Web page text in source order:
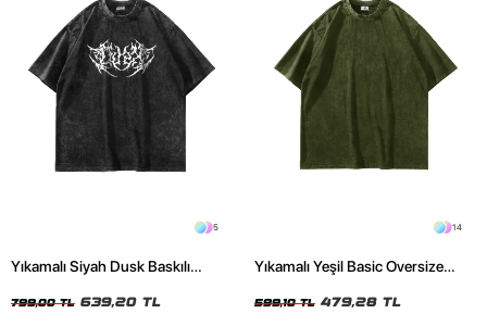
5
Yıkamalı Siyah Dusk Baskılı
799,00 TL 639,20 TL
14
Yıkamalı Yeşil Basic Oversize
599,10 TL 479,28 TL